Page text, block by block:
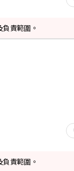
責範圍。
責範圍。